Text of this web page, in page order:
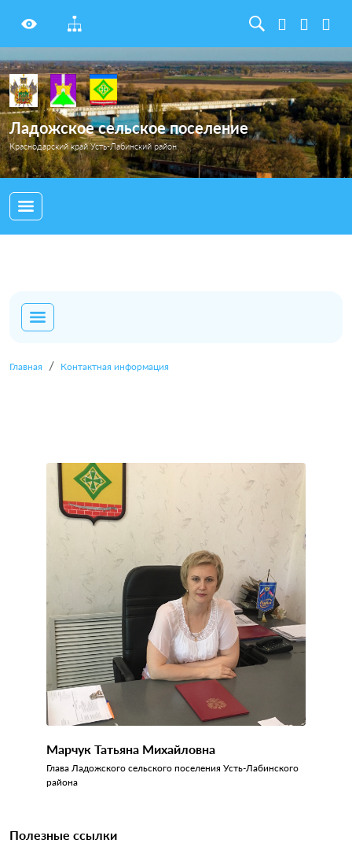
Ладожское сельское поселение
Краснодарский край Усть-Лабинский район
Главная Контактная информация
Марчук Татьяна Михайловна
Глава Ладожского сельского поселения Усть-Лабинского
района
Полезные ссылки